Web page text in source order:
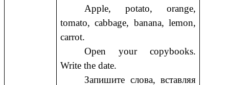
Apple, potato, orange,
tomato, cabbage, banana, lemon,
carrot.
Open your copybooks.
Write the date.
Запишите слова, вставляя